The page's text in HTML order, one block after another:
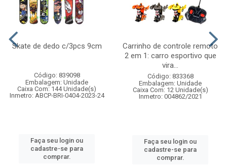
Skate de dedo c/3pcs 9cm
Código: 839098
Embalagem: Unidade
Caixa Com: 144 Unidade(s)
Inmetro: ABCP-BRI-0404-2023-24
Faça seu login ou
cadastre-se para
comprar.
Carrinho de controle remoto
2 em 1: carro esportivo que
vira...
Código: 833368
Embalagem: Unidade
Caixa Com: 12 Unidade(s)
Inmetro: 004862/2021
Faça seu login ou
cadastre-se para
comprar.